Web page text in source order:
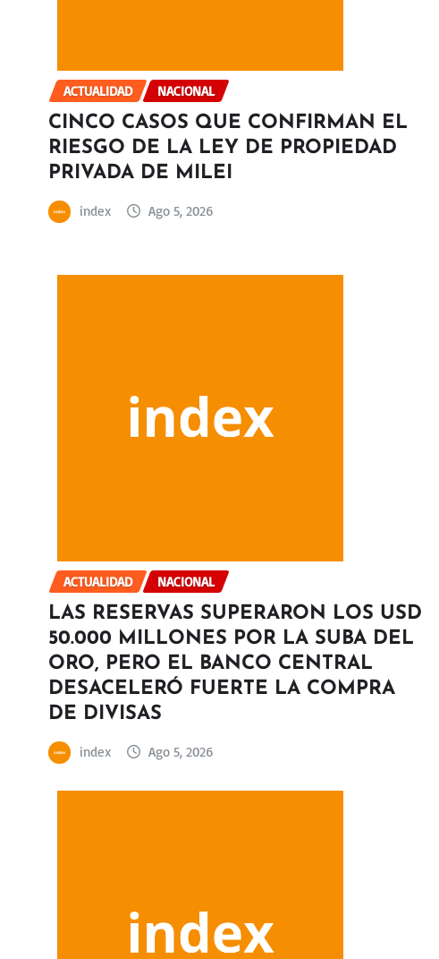
ACTUALIDAD NACIONAL
CINCO CASOS QUE CONFIRMAN EL
RIESGO DE LA LEY DE PROPIEDAD
PRIVADA DE MILEI
index Ago 5, 2026
ACTUALIDAD NACIONAL
LAS RESERVAS SUPERARON LOS USD
50.000 MILLONES POR LA SUBA DEL
ORO, PERO EL BANCO CENTRAL
DESACELERÓ FUERTE LA COMPRA
DE DIVISAS
index Ago 5, 2026